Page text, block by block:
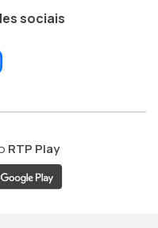
sociais
RTP Play